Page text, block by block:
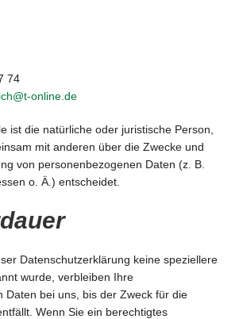
74
online.de
ist die natürliche oder juristische Person,
mit anderen über die Zwecke und
von personenbezogenen Daten (z. B.
o. Ä.) entscheidet.
Datenschutzerklärung keine speziellere
wurde, verbleiben Ihre
Daten bei uns, bis der Zweck für die
Wenn Sie ein berechtigtes